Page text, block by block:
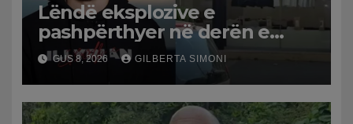
Lëndë eksplozive e
pashpërthyer në derën e
dyqanit të Noizyt në Durrës,
policia nis hetimet për
ngjarjen
GUS 8, 2026 GILBERTA SIMONI